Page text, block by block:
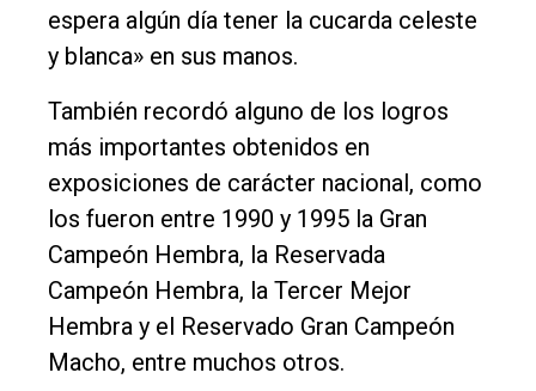
espera algún día tener la cucarda celeste
y blanca» en sus manos.
También recordó alguno de los logros
más importantes obtenidos en
exposiciones de carácter nacional, como
los fueron entre 1990 y 1995 la Gran
Campeón Hembra, la Reservada
Campeón Hembra, la Tercer Mejor
Hembra y el Reservado Gran Campeón
Macho, entre muchos otros.